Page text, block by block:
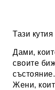
Тази
Дами,
своите
състояние.
Жени,